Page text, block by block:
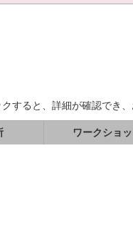
すると、詳細が確認でき、
ワークショ